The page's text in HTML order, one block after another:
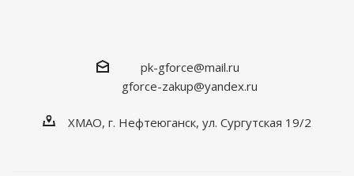
pk-gforce@mail.ru
gforce-zakup@yandex.ru
ХМАО, г. Нефтеюганск, ул. Сургутская 19/2